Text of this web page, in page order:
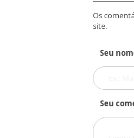
Os
site.
Seu
Seu